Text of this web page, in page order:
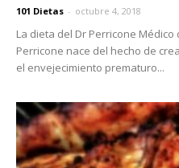
101 Dietas - octubre 4, 2018
La dieta del Dr Perricone
Perricone nace del hecho de
el envejecimiento prematuro...